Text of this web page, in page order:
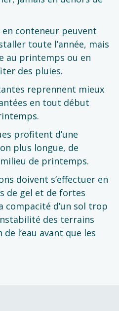
en conteneur peuvent
toute l’année, mais
au printemps ou en
des pluies.
reprennent mieux
en tout début
profitent d’une
plus longue, de
milieu de printemps.
doivent s’effectuer en
de gel et de fortes
compacité d’un sol trop
des terrains
l’eau avant que les